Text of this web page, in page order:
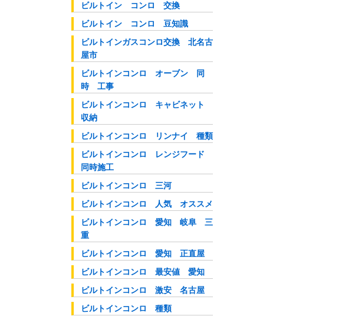
ビルトイン コンロ 交換
ビルトイン コンロ 豆知識
ビルトインガスコンロ交換 北名古
屋市
ビルトインコンロ オーブン 同
時 工事
ビルトインコンロ キャビネット
収納
ビルトインコンロ リンナイ 種類
ビルトインコンロ レンジフード
同時施工
ビルトインコンロ 三河
ビルトインコンロ 人気 オススメ
ビルトインコンロ 愛知 岐阜 三
重
ビルトインコンロ 愛知 正直屋
ビルトインコンロ 最安値 愛知
ビルトインコンロ 激安 名古屋
ビルトインコンロ 種類